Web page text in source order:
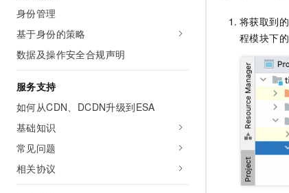
身份管理
基于身份的策略
数据及操作安全合规声明
服务支持
如何从CDN、DCDN升级到ESA
基础知识
常见问题
相关协议
将获取到的
程模块下的